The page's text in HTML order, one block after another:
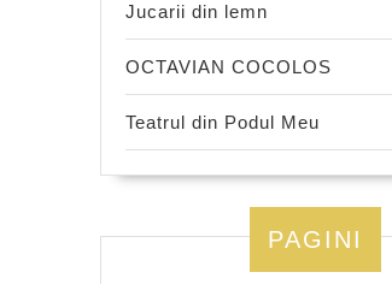
Jucarii din lemn
OCTAVIAN COCOLOS
Teatrul din Podul Meu
PAGINI